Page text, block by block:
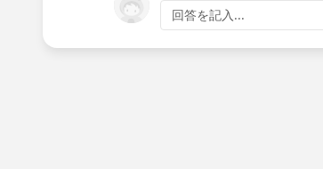
回答を記入...